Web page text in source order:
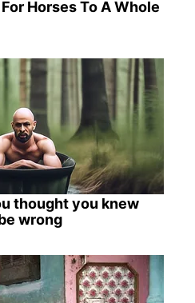
Horses To A Whole
thought you knew
wrong